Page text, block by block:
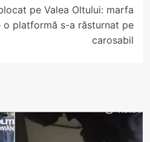
pe Valea Oltului: marfa
platformă s-a răsturnat pe
carosabil